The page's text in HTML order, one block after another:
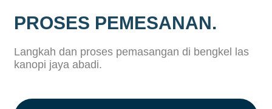
PROSES PEMESANAN.
Langkah dan proses pemasangan di bengkel las
kanopi jaya abadi.